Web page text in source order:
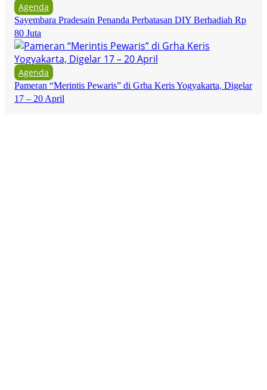
Agenda
Sayembara Pradesain Penanda Perbatasan DIY Berhadiah Rp
80 Juta
Agenda
Pameran “Merintis Pewaris” di Grha Keris Yogyakarta, Digelar
17 – 20 April